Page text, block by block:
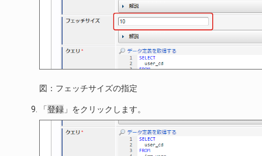
図：フェッチサイズの指定
「登録 」をクリックします。